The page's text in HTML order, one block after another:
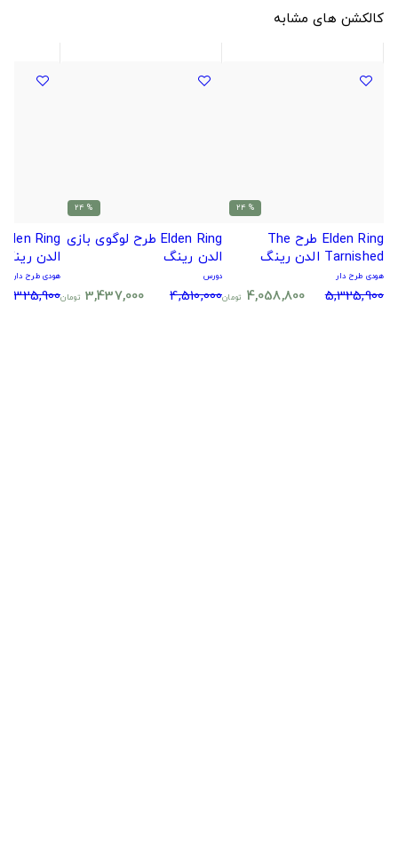
کالکشن های مشابه
% 24
Elden Ring طرح The
Tarnished الدن رینگ
هودی طرح دار
5,325,900
4,058,800 تومان
% 24
Elden Ring طرح لوگوی بازی
الدن رینگ
دورس
4,510,000
3,437,000 تومان
الدن رینگ
هودی طرح دار
5,325,900